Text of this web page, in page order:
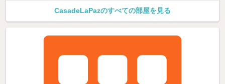
CasadeLaPazのすべての部屋を見る